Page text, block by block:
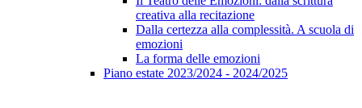
creativa alla recitazione
Dalla certezza alla complessità. A scuola di
emozioni
La forma delle emozioni
Piano estate 2023/2024 - 2024/2025